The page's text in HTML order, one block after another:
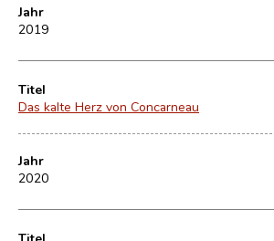
Jahr
2019
Titel
Das kalte Herz von Concarneau
Jahr
2020